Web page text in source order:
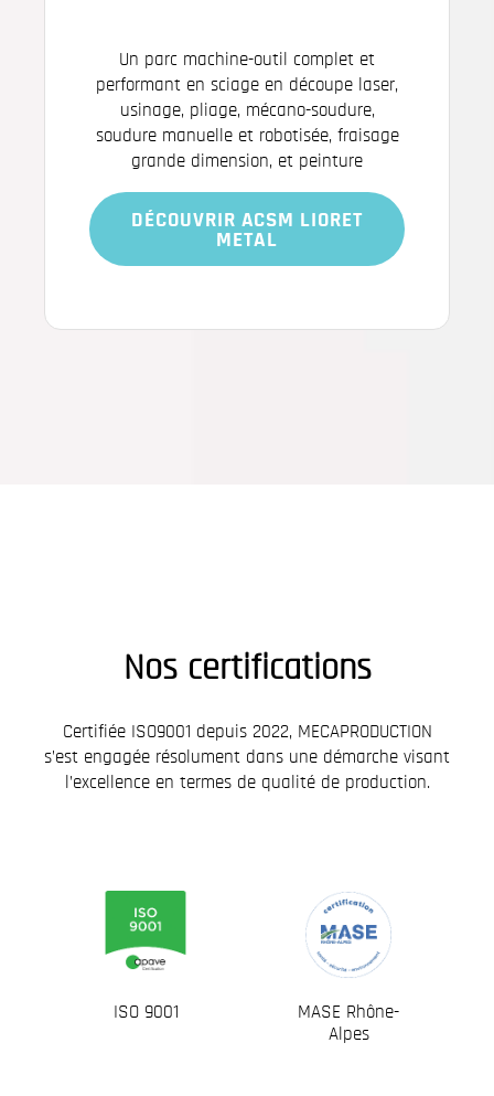
Un parc machine-outil complet et
performant en sciage en découpe laser,
usinage, pliage, mécano-soudure,
soudure manuelle et robotisée, fraisage
grande dimension, et peinture
DÉCOUVRIR ACSM LIORET
METAL
Nos certifications
Certifiée ISO9001 depuis 2022, MECAPRODUCTION
s’est engagée résolument dans une démarche visant
l’excellence en termes de qualité de production.
ISO 9001
MASE Rhône-
Alpes